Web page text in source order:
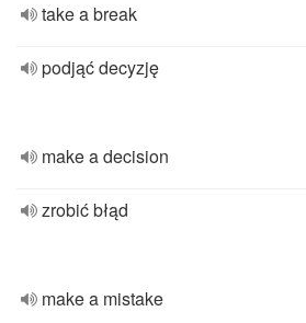
take a break
podjąć decyzję
make a decision
zrobić błąd
make a mistake